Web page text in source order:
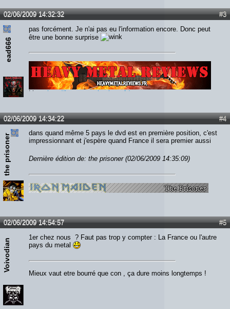
#3
02/06/2009 14:32:32
ead666
pas forcément. Je n'ai pas eu l'information encore. Donc peut
être une bonne surprise
Lien : http://heavymetalreviews.fr/
#4
02/06/2009 14:34:22
the prisoner
dans quand même 5 pays le dvd est en première position, c'est
impressionnant et j'espère quand France il sera premier aussi
Dernière édition de: the prisoner (02/06/2009 14:35:09)
#5
02/06/2009 14:54:57
Voivodian
1er chez nous ? Faut pas trop y compter : La France ou l'autre
pays du metal
Mieux vaut etre bourré que con , ça dure moins longtemps !